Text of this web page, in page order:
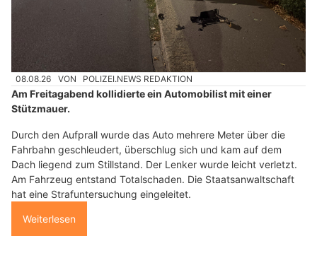
08.08.26 VON POLIZEI.NEWS REDAKTION
Am Freitagabend kollidierte ein Automobilist mit einer
Stützmauer.
Durch den Aufprall wurde das Auto mehrere Meter über die
Fahrbahn geschleudert, überschlug sich und kam auf dem
Dach liegend zum Stillstand. Der Lenker wurde leicht verletzt.
Am Fahrzeug entstand Totalschaden. Die Staatsanwaltschaft
hat eine Strafuntersuchung eingeleitet.
Weiterlesen